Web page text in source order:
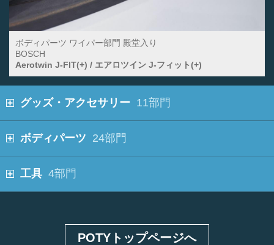
ボディパーツ ワイパー部門 殿堂入り
BOSCH
Aerotwin J-FIT(+) / エアロツイン J-フィット(+)
グッズ・アクセサリー 11部門
ボディパーツ 24部門
工具 4部門
POTYトップページへ